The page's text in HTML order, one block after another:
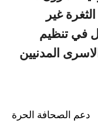
الثغرة غير
في تنظيم
المدنيين
دعم الصحافة الحرة